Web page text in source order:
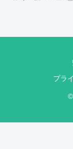
プラ